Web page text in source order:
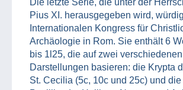
Die letzte Serie, die unter der
Pius XI. herausgegeben wird,
Internationalen Kongress für
Archäologie in Rom. Sie enthält 6
bis 1l25, die auf zwei verschiedenen
Darstellungen basieren: die Krypta
St. Cecilia (5c, 10c und 25c) und